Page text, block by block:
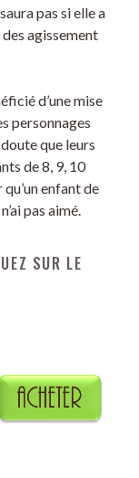
pas si elle a
agissement
d’une mise
personnages
que leurs
de 8, 9, 10
enfant de
pas aimé.
SUR LE